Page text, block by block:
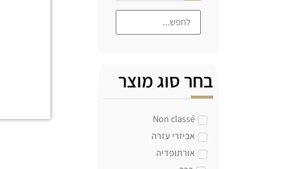
בחר סוג מוצר
Non classé
אביזרי עזרה
אורתופדיה